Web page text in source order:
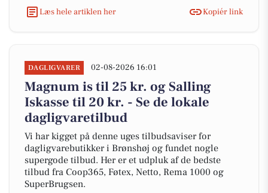
Læs hele artiklen her
Kopiér link
DAGLIGVARER 02-08-2026 16:01
Magnum is til 25 kr. og Salling
Iskasse til 20 kr. - Se de lokale
dagligvaretilbud
Vi har kigget på denne uges tilbudsaviser for
dagligvarebutikker i Brønshøj og fundet nogle
supergode tilbud. Her er et udpluk af de bedste
tilbud fra Coop365, Føtex, Netto, Rema 1000 og
SuperBrugsen.